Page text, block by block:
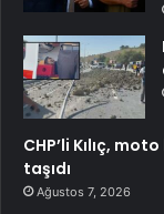
CHP’li Kılıç,
taşıdı
Ağustos 7, 2026